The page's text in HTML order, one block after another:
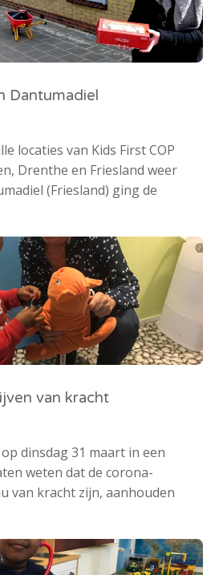
Dantumadiel
locaties van Kids First COP
Drenthe en Friesland weer
(Friesland) ging de
van kracht
dinsdag 31 maart in een
weten dat de corona-
van kracht zijn, aanhouden